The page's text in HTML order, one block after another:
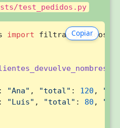
test_pedidos.py
Copiar
import filtrar_pagados,
: "Ana" , "total" : 120 ,
: "Luis" , "total" : 80 ,